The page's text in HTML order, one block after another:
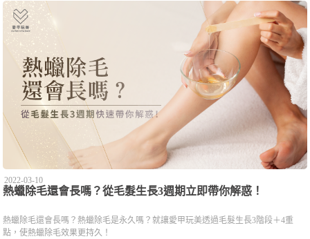
2022-03-10
熱蠟除毛還會長嗎？從毛髮生長3週期立即帶你解惑！
熱蠟除毛還會長嗎？熱蠟除毛是永久嗎？就讓愛甲玩美透過毛髮生長3階段＋4重
點，使熱蠟除毛效果更持久！